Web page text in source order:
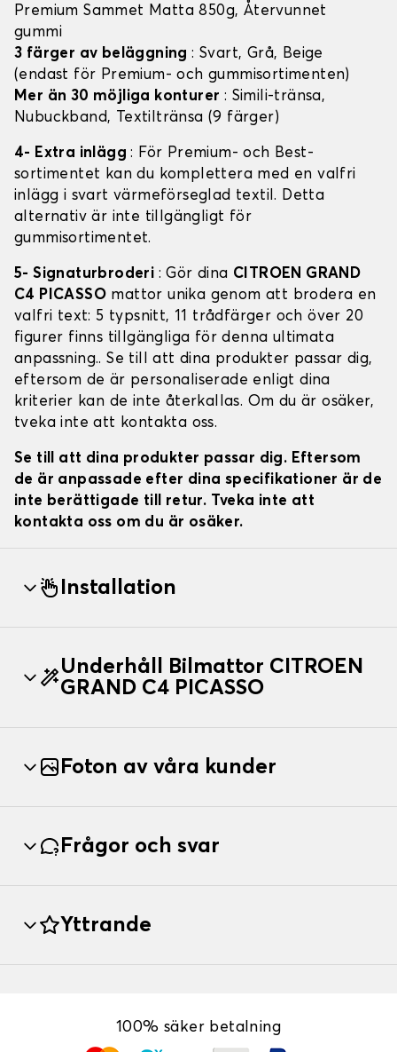
Premium Sammet Matta 850g, Återvunnet
gummi
3 färger av beläggning: Svart, Grå, Beige
(endast för Premium- och gummisortimenten)
Mer än 30 möjliga konturer : Simili-tränsa,
Nubuckband, Textiltränsa (9 färger)
4- Extra inlägg: För Premium- och Best-
sortimentet kan du komplettera med en valfri
inlägg i svart värmeförseglad textil. Detta
alternativ är inte tillgängligt för
gummisortimentet.
5- Signaturbroderi : Gör dina CITROEN GRAND
C4 PICASSO mattor unika genom att brodera en
valfri text: 5 typsnitt, 11 trådfärger och över 20
figurer finns tillgängliga för denna ultimata
anpassning.. Se till att dina produkter passar dig,
eftersom de är personaliserade enligt dina
kriterier kan de inte återkallas. Om du är osäker,
tveka inte att kontakta oss.
Se till att dina produkter passar dig. Eftersom
de är anpassade efter dina specifikationer är de
inte berättigade till retur. Tveka inte att
kontakta oss om du är osäker.
Installation
Underhåll Bilmattor CITROEN
GRAND C4 PICASSO
Foton av våra kunder
Frågor och svar
Yttrande
100% säker betalning